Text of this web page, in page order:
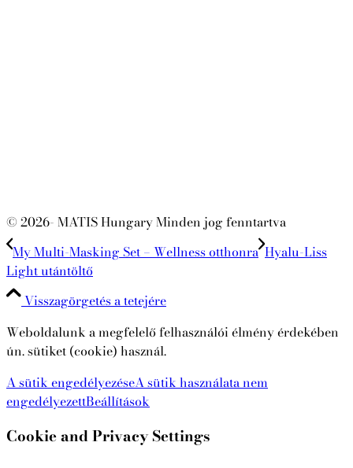
© 2026- MATIS Hungary Minden jog fenntartva
My Multi-Masking Set – Wellness otthonra Hyalu-Liss
Light utántöltő
Visszagörgetés a tetejére
Weboldalunk a megfelelő felhasználói élmény érdekében
ún. sütiket (cookie) használ.
A sütik engedélyezéseA sütik használata nem
engedélyezettBeállítások
Cookie and Privacy Settings